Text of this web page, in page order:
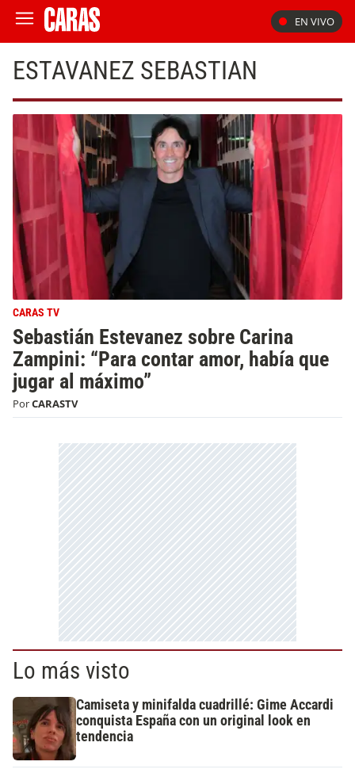
EN VIVO
ESTAVANEZ SEBASTIAN
CARAS TV
Sebastián Estevanez sobre Carina
Zampini: “Para contar amor, había que
jugar al máximo”
PorCARASTV
Lo más visto
Camiseta y minifalda cuadrillé: Gime Accardi
conquista España con un original look en
tendencia